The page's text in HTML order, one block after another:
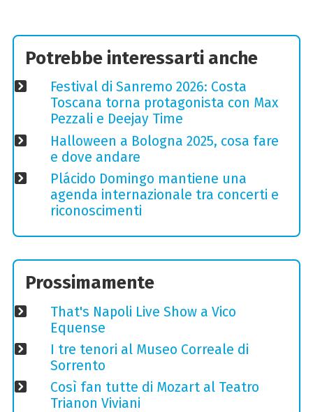
Potrebbe interessarti anche
Festival di Sanremo 2026: Costa
Toscana torna protagonista con Max
Pezzali e Deejay Time
Halloween a Bologna 2025, cosa fare
e dove andare
Plácido Domingo mantiene una
agenda internazionale tra concerti e
riconoscimenti
Prossimamente
That's Napoli Live Show a Vico
Equense
I tre tenori al Museo Correale di
Sorrento
Così fan tutte di Mozart al Teatro
Trianon Viviani